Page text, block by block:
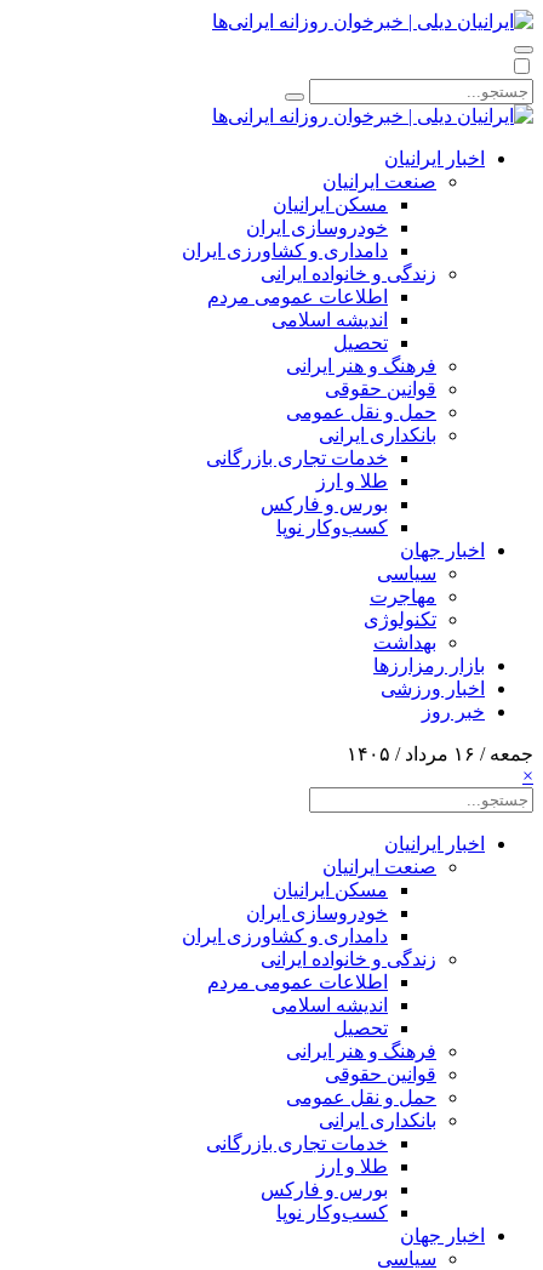
اخبار ایرانیان
صنعت ایرانیان
مسکن ایرانیان
خودروسازی ایران
دامداری و کشاورزی ایران
زندگی و خانواده ایرانی
اطلاعات عمومی مردم
اندیشه اسلامی
تحصیل
فرهنگ و هنر ایرانی
قوانین حقوقی
حمل و نقل عمومی
بانکداری ایرانی
خدمات تجاری بازرگانی
طلا و ارز
بورس و فارکس
کسب‌وکار نوپا
اخبار جهان
سیاسی
مهاجرت
تکنولوژی
بهداشت
بازار رمزارزها
اخبار ورزشی
خبر روز
جمعه / ۱۶ مرداد / ۱۴۰۵
×
اخبار ایرانیان
صنعت ایرانیان
مسکن ایرانیان
خودروسازی ایران
دامداری و کشاورزی ایران
زندگی و خانواده ایرانی
اطلاعات عمومی مردم
اندیشه اسلامی
تحصیل
فرهنگ و هنر ایرانی
قوانین حقوقی
حمل و نقل عمومی
بانکداری ایرانی
خدمات تجاری بازرگانی
طلا و ارز
بورس و فارکس
کسب‌وکار نوپا
اخبار جهان
سیاسی